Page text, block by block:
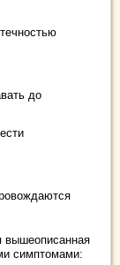
до
вышеописанная
симптомами: